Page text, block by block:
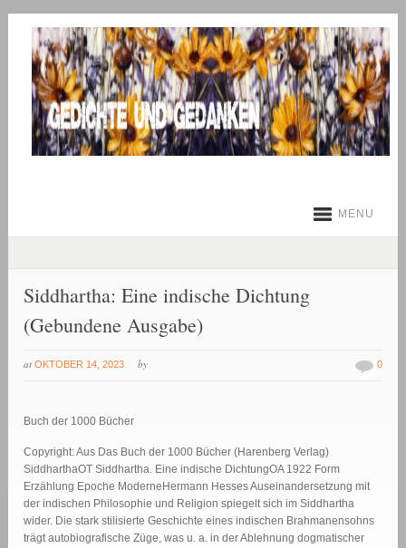
MENU
Siddhartha: Eine indische Dichtung
(Gebundene Ausgabe)
at OKTOBER 14, 2023 by 0
Buch der 1000 Bücher
Copyright: Aus Das Buch der 1000 Bücher (Harenberg Verlag)
SiddharthaOT Siddhartha. Eine indische DichtungOA 1922 Form
Erzählung Epoche ModerneHermann Hesses Auseinandersetzung mit
der indischen Philosophie und Religion spiegelt sich im Siddhartha
wider. Die stark stilisierte Geschichte eines indischen Brahmanensohns
trägt autobiografische Züge, was u. a. in der Ablehnung dogmatischer